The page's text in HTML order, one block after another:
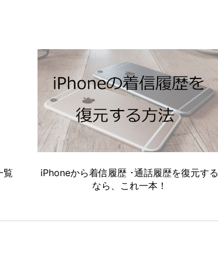
覧
iPhoneから着信履歴 ･通話履歴を復元する
なら、これ一本！